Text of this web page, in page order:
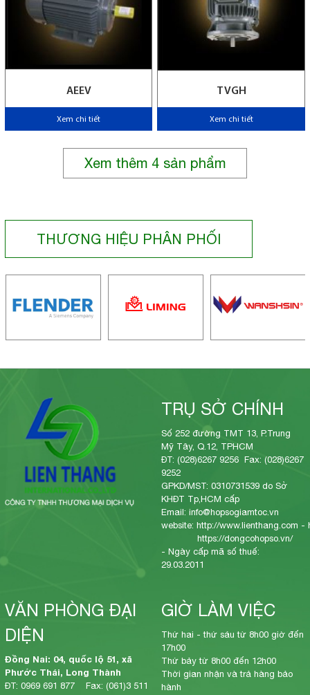
AEEV
Xem chi tiết
TVGH
Xem chi tiết
Xem thêm 4sản phẩm
THƯƠNG HIỆU PHÂN PHỐI
TRỤ SỞ CHÍNH
Số 252 đường TMT 13, P.Trung
Mỹ Tây, Q.12, TPHCM
ĐT: (028)6267 9256 Fax: (028)6267
9252
GPKD/MST: 0310731539 do Sở
KHĐT Tp,HCM cấp
Email: info@hopsogiamtoc.vn
website: http://www.lienthang.com -
https://dongcohopso.vn/
- Ngày cấp mã số thuế:
29.03.2011
VĂN PHÒNG ĐẠI
DIỆN
Đồng Nai: 04, quốc lộ 51, xã
Phước Thái, Long Thành
ĐT: 0969 691 877 Fax: (061)3 511
GIỜ LÀM VIỆC
Thứ hai - thứ sáu từ 8h00 giờ đến
17h00
Thứ bảy từ 8h00 đến 12h00
Thời gian nhận và trả hàng bảo
hành